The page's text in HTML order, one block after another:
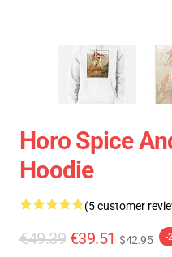
Horo Spice
Hoodie
(5 customer
€49.39 €39.51 $42.95 -